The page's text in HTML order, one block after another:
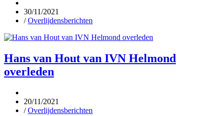
30/11/2021
/ Overlijdensberichten
Hans van Hout van IVN Helmond
overleden
20/11/2021
/ Overlijdensberichten